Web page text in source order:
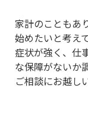
家計のこともあ
始めたいと考え
症状が強く、仕
な保障がないか
ご相談にお越し